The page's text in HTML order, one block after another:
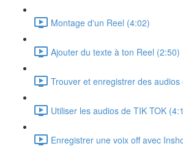
Montage d'un Reel (4:02)
Ajouter du texte à ton Reel (2:50)
Trouver et enregistrer des audios
Utiliser les audios de TIK TOK
Enregistrer une voix off avec